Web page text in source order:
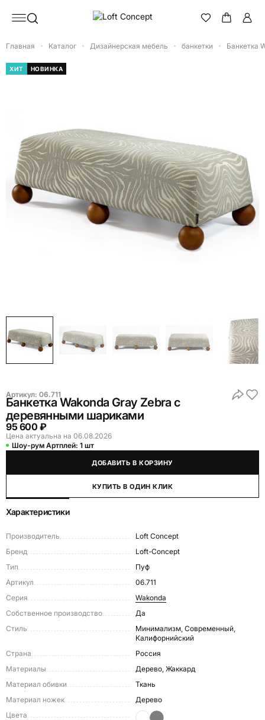
Главная Каталог Дизайнерская мебель банкетки Банкетка
ХИТ НОВИНКА
Артикул: 06.711
Банкетка Wakonda Gray Zebra с
деревянными шариками
95 600 ₽
Цена актуальна на 06.08.2026
Шоу-рум Артплей: 1 шт
ДОБАВИТЬ В КОРЗИНУ
КУПИТЬ В ОДИН КЛИК
Характеристики
Производитель
Loft Concept
Бренд
Loft-Concept
Тип
Пуф
Артикул
06.711
Серия
Wakonda
Собственное производство
Да
Стиль
Минимализм, Современный,
Калифорнийский
Страна
Россия
Материалы
Дерево, Жаккард
Материал обивки
Ткань
Материал ножек
Дерево
Цвета